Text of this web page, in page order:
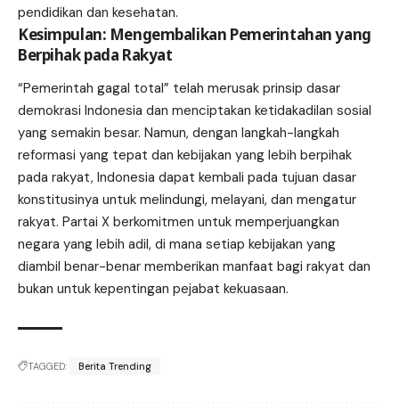
pendidikan dan kesehatan.
Kesimpulan: Mengembalikan Pemerintahan yang
Berpihak pada Rakyat
“Pemerintah gagal total” telah merusak prinsip dasar
demokrasi Indonesia dan menciptakan ketidakadilan sosial
yang semakin besar. Namun, dengan langkah-langkah
reformasi yang tepat dan kebijakan yang lebih berpihak
pada rakyat, Indonesia dapat kembali pada tujuan dasar
konstitusinya untuk melindungi, melayani, dan mengatur
rakyat. Partai X berkomitmen untuk memperjuangkan
negara yang lebih adil, di mana setiap kebijakan yang
diambil benar-benar memberikan manfaat bagi rakyat dan
bukan untuk kepentingan pejabat kekuasaan.
TAGGED: Berita Trending